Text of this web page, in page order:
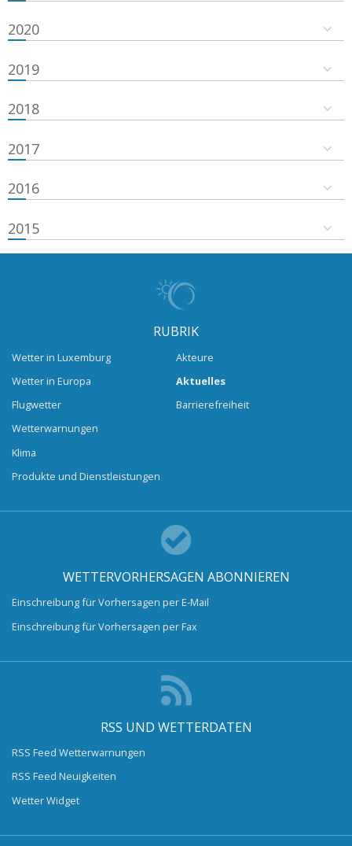
2020
2019
2018
2017
2016
2015
RUBRIK
Wetter in Luxemburg
Wetter in Europa
Flugwetter
Wetterwarnungen
Klima
Produkte und Dienstleistungen
Akteure
Aktuelles
Barrierefreiheit
WETTERVORHERSAGEN ABONNIEREN
Einschreibung für Vorhersagen per E-Mail
Einschreibung für Vorhersagen per Fax
RSS UND WETTERDATEN
RSS Feed Wetterwarnungen
RSS Feed Neuigkeiten
Wetter Widget